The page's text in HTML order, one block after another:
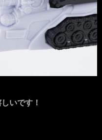
いです！